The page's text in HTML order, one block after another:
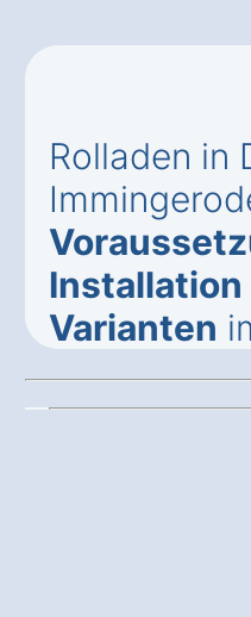
Rolladen in
Installation
Varianten